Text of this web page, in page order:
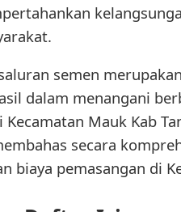
semen
dalam menangani
Mauk Kab
secara
pemasangan di